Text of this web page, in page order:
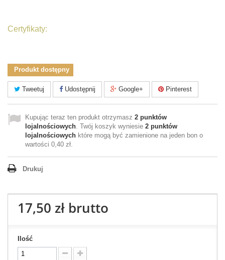
Certyfikaty:
Produkt dostępny
Tweetuj Udostępnij Google+ Pinterest
Kupując teraz ten produkt otrzymasz 2 punktów
lojalnościowych. Twój koszyk wyniesie 2 punktów
lojalnościowych które mogą być zamienione na jeden bon o
wartości 0,40 zł.
Drukuj
17,50 zł brutto
Ilość